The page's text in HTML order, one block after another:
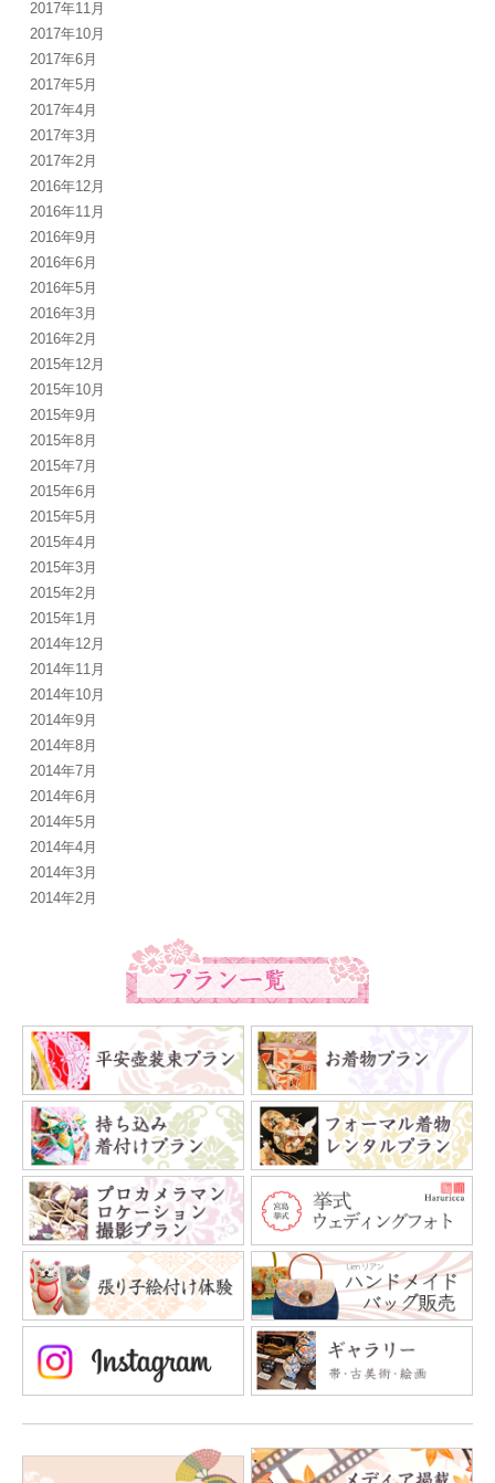
2017年11月
2017年10月
2017年6月
2017年5月
2017年4月
2017年3月
2017年2月
2016年12月
2016年11月
2016年9月
2016年6月
2016年5月
2016年3月
2016年2月
2015年12月
2015年10月
2015年9月
2015年8月
2015年7月
2015年6月
2015年5月
2015年4月
2015年3月
2015年2月
2015年1月
2014年12月
2014年11月
2014年10月
2014年9月
2014年8月
2014年7月
2014年6月
2014年5月
2014年4月
2014年3月
2014年2月